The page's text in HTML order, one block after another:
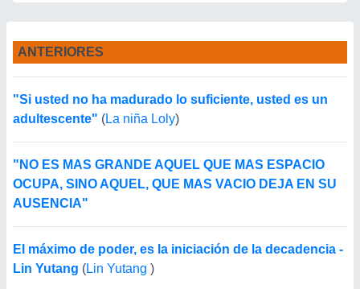
ANTERIORES
"Si usted no ha madurado lo suficiente, usted es un
adultescente" (La niña Loly)
"NO ES MAS GRANDE AQUEL QUE MAS ESPACIO
OCUPA, SINO AQUEL, QUE MAS VACIO DEJA EN SU
AUSENCIA"
El máximo de poder, es la iniciación de la decadencia -
Lin Yutang (Lin Yutang )